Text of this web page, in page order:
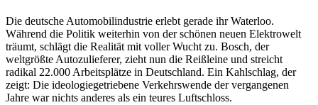
Die deutsche Automobilindustrie erlebt gerade ihr Waterloo.
Während die Politik weiterhin von der schönen neuen Elektrowelt
träumt, schlägt die Realität mit voller Wucht zu. Bosch, der
weltgrößte Autozulieferer, zieht nun die Reißleine und streicht
radikal 22.000 Arbeitsplätze in Deutschland. Ein Kahlschlag, der
zeigt: Die ideologiegetriebene Verkehrswende der vergangenen
Jahre war nichts anderes als ein teures Luftschloss.